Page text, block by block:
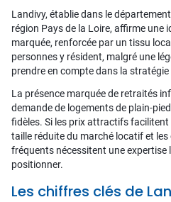
Landivy, établie dans le
région Pays de la Loire, affirme une
marquée, renforcée par un tissu
personnes y résident, malgré une
prendre en compte dans la stratégie
La présence marquée de retraités
demande de logements de plain-
fidèles. Si les prix attractifs facilitent
taille réduite du marché locatif et
fréquents nécessitent une expertise
positionner.
Les chiffres clés de